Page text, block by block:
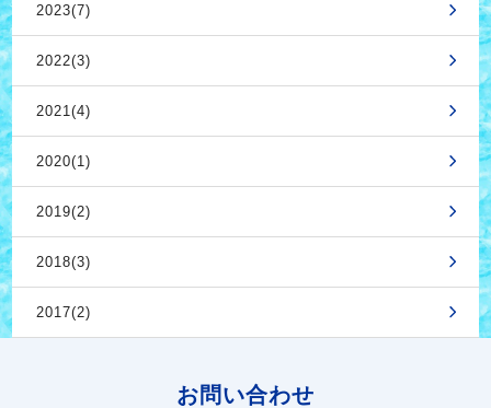
2023(7)
2022(3)
2021(4)
2020(1)
2019(2)
2018(3)
2017(2)
お問い合わせ